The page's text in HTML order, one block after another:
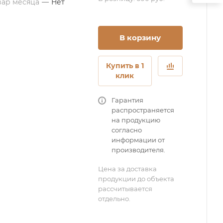
месяца — Нет
В корзину
Купить в 1
клик
Гарантия
распространяется
на продукцию
согласно
информации от
производителя.
Цена за доставка
продукции до объекта
рассчитывается
отдельно.